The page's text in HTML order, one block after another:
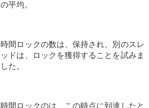
の平均。
時間ロックの数は、保持され、別のスレ
ッドは、ロックを獲得することを試みま
した。
時間ロックのは、この時点に到達したと